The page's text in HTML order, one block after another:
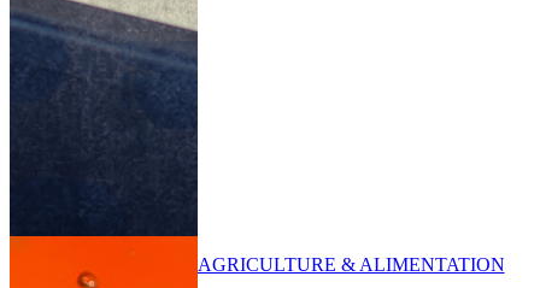
AGRICULTURE & ALIMENTATION